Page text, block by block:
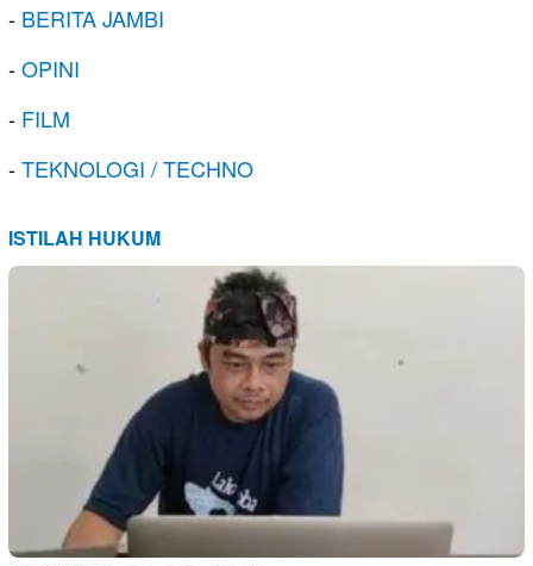
- BERITA JAMBI
-OPINI
- FILM
-TEKNOLOGI / TECHNO
ISTILAH HUKUM